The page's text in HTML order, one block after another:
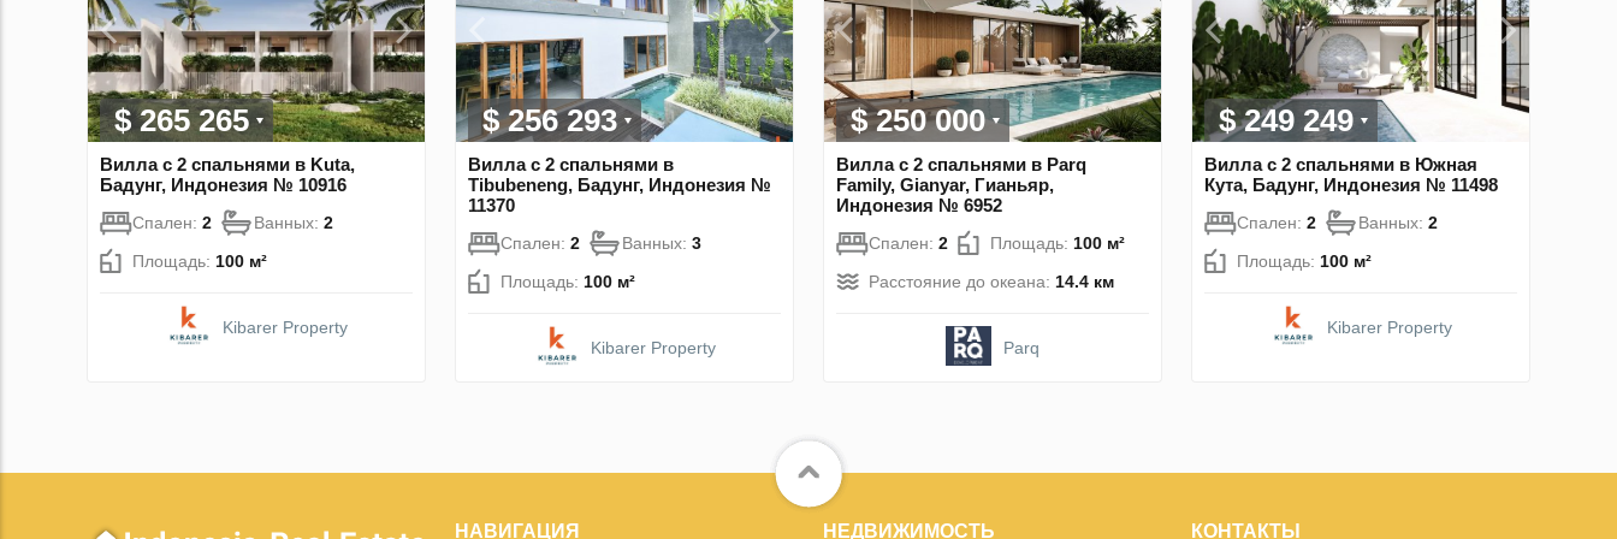
$ 265 265
Вилла с 2 спальнями в Kuta,
Бадунг, Индонезия № 10916
Спален: 2 Ванных: 2
Площадь: 100 м²
Kibarer Property
$ 256 293
Вилла с 2 спальнями в
Tibubeneng, Бадунг, Индонезия №
11370
Спален: 2 Ванных: 3
Площадь: 100 м²
Kibarer Property
$ 250 000
Вилла с 2 спальнями в Parq
Family, Gianyar, Гианьяр,
Индонезия № 6952
Спален: 2 Площадь: 100 м²
Расстояние до океана: 14.4 км
Parq
$ 249 249
Вилла с 2 спальнями в Южная
Кута, Бадунг, Индонезия № 11498
Спален: 2 Ванных: 2
Площадь: 100 м²
Kibarer Property
НАВИГАЦИЯ НЕДВИЖИМОСТЬ КОНТАКТЫ